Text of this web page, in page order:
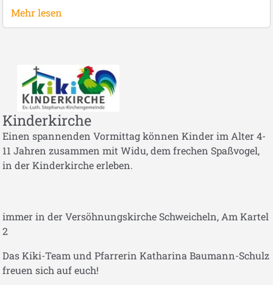
Mehr lesen
Kinderkirche
Einen spannenden Vormittag können Kinder im Alter 4-
11 Jahren zusammen mit Widu, dem frechen Spaßvogel,
in der Kinderkirche erleben.
immer in der Versöhnungskirche Schweicheln, Am Kartel
2
Das Kiki-Team und Pfarrerin Katharina Baumann-Schulz
freuen sich auf euch!